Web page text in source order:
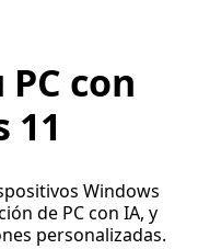
con
11
Windows
de PC con IA, y
personalizadas.